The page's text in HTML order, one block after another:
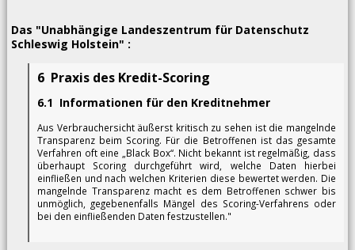
Das "Unabhängige Landeszentrum für Datenschutz
Schleswig Holstein" :
6 Praxis des Kredit-Scoring
6.1 Informationen für den Kreditnehmer
Aus Verbrauchersicht äußerst kritisch zu sehen ist die mangelnde
Transparenz beim Scoring. Für die Betroffenen ist das gesamte
Verfahren oft eine „Black Box“. Nicht bekannt ist regelmäßig, dass
überhaupt Scoring durchgeführt wird, welche Daten hierbei
einfließen und nach welchen Kriterien diese bewertet werden. Die
mangelnde Transparenz macht es dem Betroffenen schwer bis
unmöglich, gegebenenfalls Mängel des Scoring-Verfahrens oder
bei den einfließenden Daten festzustellen."